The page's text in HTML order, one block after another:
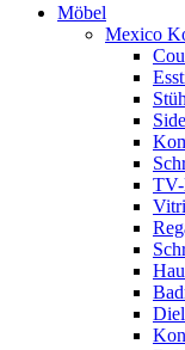
Möbel
Mexico